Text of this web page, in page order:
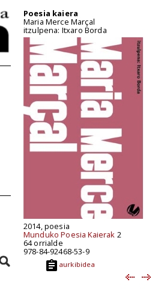
Poesia kaiera
Maria Merce Marçal
itzulpena: Itxaro Borda
2014, poesia
Munduko Poesia Kaierak 2
64 orrialde
978-84-92468-53-9
aurkibidea